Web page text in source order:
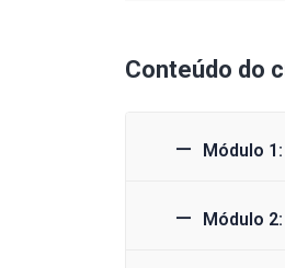
Conteúdo do
Módulo
Módulo